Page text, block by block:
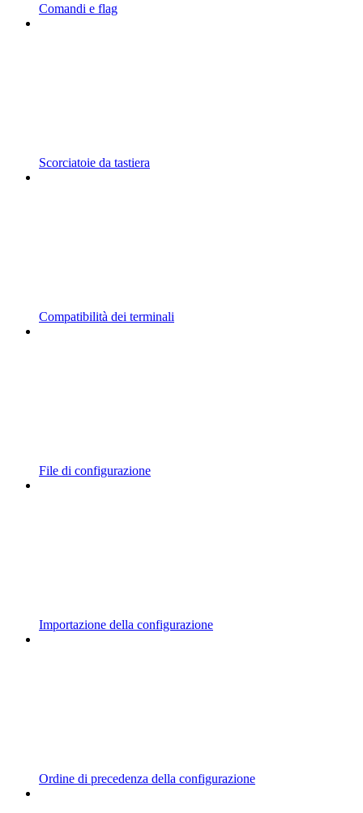
Comandi e flag
Scorciatoie da tastiera
Compatibilità dei terminali
File di configurazione
Importazione della configurazione
Ordine di precedenza della configurazione